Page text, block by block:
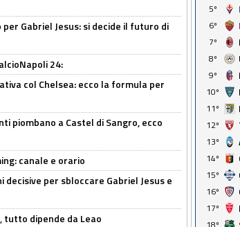
Gabriel Jesus: si decide il futuro di
24:
col Chelsea: ecco la formula per
piombano a Castel di Sangro, ecco
canale e orario
decisive per sbloccare Gabriel Jesus e
tutto dipende da Leao
5º
6º
7º
8º
9º
10º
11º
12º
13º
14º
15º
16º
17º